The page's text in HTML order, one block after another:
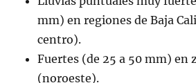
mm) en regiones de Baja
centro).
Fuertes (de 25 a 50 mm) en
(noroeste).